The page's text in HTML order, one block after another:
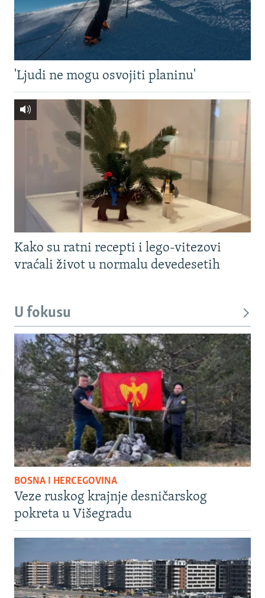
'Ljudi ne mogu osvojiti planinu'
Kako su ratni recepti i lego-vitezovi
vraćali život u normalu devedesetih
U fokusu
BOSNA I HERCEGOVINA
Veze ruskog krajnje desničarskog
pokreta u Višegradu